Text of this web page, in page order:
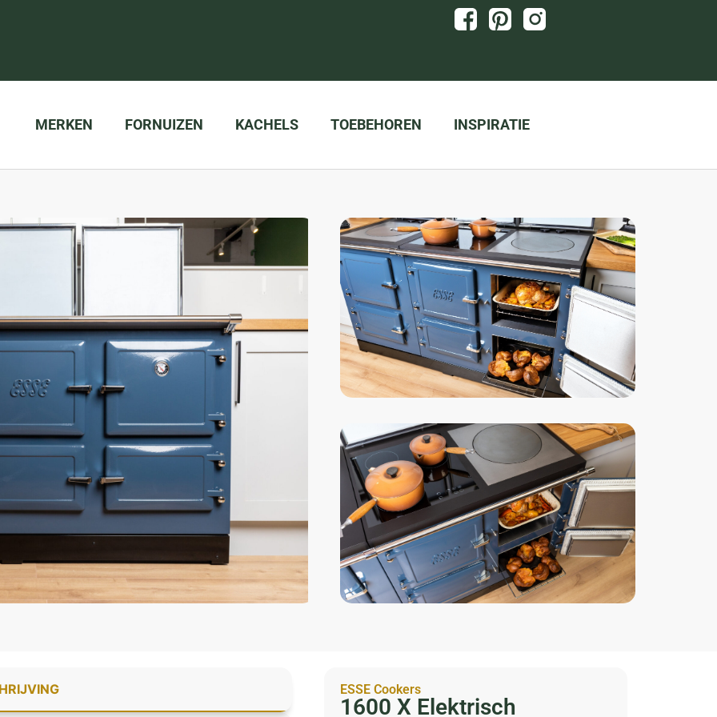
MERKEN FORNUIZEN KACHELS TOEBEHOREN INSPIRATIE
ESSE Cookers
1600 X Elektrisch